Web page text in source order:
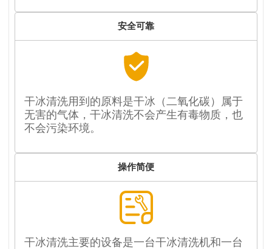
安全可靠
干冰清洗用到的原料是干冰（二氧化碳）属于
无害的气体，干冰清洗不会产生有毒物质，也
不会污染环境。
操作简便
干冰清洗主要的设备是一台干冰清洗机和一台